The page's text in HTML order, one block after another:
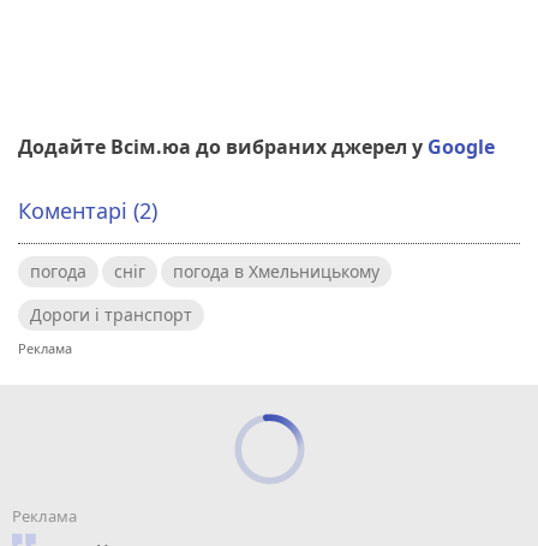
Додайте Всім.юа до вибраних джерел у Google
Коментарі (2)
погода сніг
погода в Хмельницькому
Дороги і транспорт